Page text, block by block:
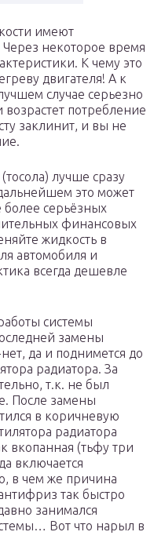
имеют
некоторое время
К чему это
двигателя! А к
случае серьезно
возрастет потребление
заклинит, и вы не
лучше сразу
это может
более серьёзных
финансовых
жидкость в
автомобиля и
всегда дешевле
системы
замены
да и поднимется до
радиатора. За
т.к. не был
После замены
в коричневую
радиатора
вкопанная (тьфу три
включается
в чем же причина
так быстро
занимался
Вот что нарыл в